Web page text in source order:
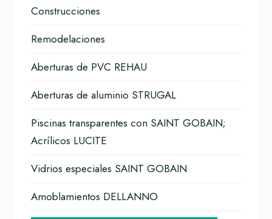
Construcciones
Remodelaciones
Aberturas de PVC REHAU
Aberturas de aluminio STRUGAL
Piscinas transparentes con SAINT GOBAIN;
Acrílicos LUCITE
Vidrios especiales SAINT GOBAIN
Amoblamientos DELLANNO